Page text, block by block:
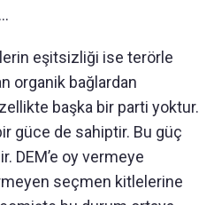
eşitsizliği ise terörle
organik bağlardan
başka bir parti yoktur.
güce de sahiptir. Bu güç
DEM’e oy vermeye
seçmen kitlelerine